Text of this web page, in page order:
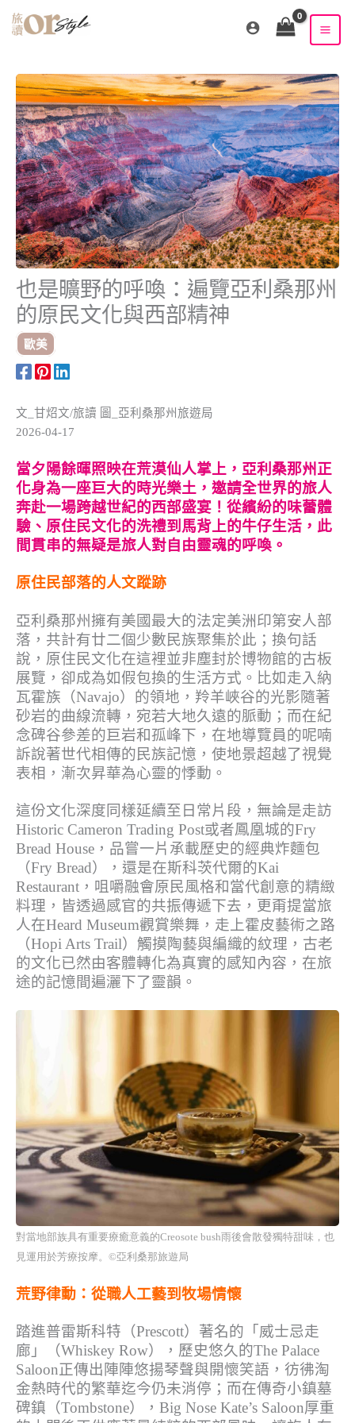
也是曠野的呼喚：遍覽亞利桑那州
的原民文化與西部精神
歐美
文 甘炤文/旅讀 圖
亞利桑那州旅遊局
2026-04-17
當夕陽餘暉照映在荒漠仙人掌上，亞利桑那州正
化身為一座巨大的時光樂土，邀請全世界的旅人
奔赴一場跨越世紀的西部盛宴！從繽紛的味蕾體
驗、原住民文化的洗禮到馬背上的牛仔生活，此
間貫串的無疑是旅人對自由靈魂的呼喚。
原住民部落的人文蹤跡
亞利桑那州擁有美國最大的法定美洲印第安人部
落， 共計有廿二個少數民族聚集於此；換句話
說， 原住民文化在這裡並非塵封於博物館的古板
展覽， 卻成為如假包換的生活方式。比如走入納
瓦霍族（Navajo） 的領地，羚羊峽谷的光影隨著
砂岩的曲線流轉， 宛若大地久遠的脈動；而在紀
念碑谷參差的巨岩和孤峰下， 在地導覽員的呢喃
訴說著世代相傳的民族記憶， 使地景超越了視覺
表相，漸次昇華為心靈的悸動。
這份文化深度同樣延續至日常片段，無論是走訪
Historic Cameron Trading Post或者鳳凰城的Fry
Bread House ，品嘗一片承載歷史的經典炸麵包
（Fry Bread），還是在斯科茨代爾的Kai
Restaurant ，咀嚼融會原民風格和當代創意的精緻
料理， 皆透過感官的共振傳遞下去，更甭提當旅
人在Heard Museum觀賞樂舞，走上霍皮藝術之路
（Hopi Arts Trail）觸摸陶藝與編織的紋理， 古老
的文化已然由客體轉化為真實的感知內容， 在旅
途的記憶間遍灑下了靈韻。
對當地部族具有重要療癒意義的Creosote bush雨後會散發獨特甜味，也
見運用於芳療按摩。 ©亞利桑那旅遊局
荒野律動：從職人工藝到牧場情懷
踏進普雷斯科特（Prescott）著名的「威士忌走
廊」（Whiskey Row），歷史悠久的The Palace
Saloon正傳出陣陣悠揚琴聲與開懷笑語， 彷彿淘
金熱時代的繁華迄今仍未消停；而在傳奇小鎮墓
碑鎮（Tombstone）， Big Nose Kate’s Saloon厚重